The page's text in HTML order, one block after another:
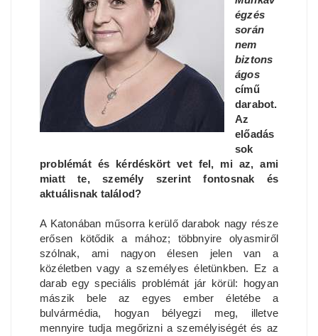
égzés
során
nem
biztons
ágos
című
darabot.
Az
előadás
sok
problémát és kérdéskört vet fel, mi az, ami
miatt te, személy szerint fontosnak és
aktuálisnak találod?
A Katonában műsorra kerülő darabok nagy része
erősen kötődik a mához; többnyire olyasmiről
szólnak, ami nagyon élesen jelen van a
közéletben vagy a személyes életünkben. Ez a
darab egy speciális problémát jár körül: hogyan
mászik bele az egyes ember életébe a
bulvármédia, hogyan bélyegzi meg, illetve
mennyire tudja megőrizni a személyiségét és az